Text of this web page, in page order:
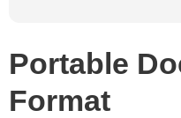
Portable
Format